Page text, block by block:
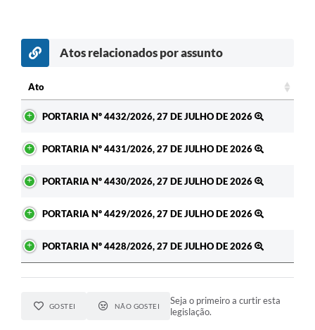
Atos relacionados por assunto
Ato
PORTARIA Nº 4432/2026, 27 DE JULHO DE 2026
PORTARIA Nº 4431/2026, 27 DE JULHO DE 2026
PORTARIA Nº 4430/2026, 27 DE JULHO DE 2026
PORTARIA Nº 4429/2026, 27 DE JULHO DE 2026
PORTARIA Nº 4428/2026, 27 DE JULHO DE 2026
GOSTEI NÃO GOSTEI
Seja o primeiro a curtir esta
legislação.